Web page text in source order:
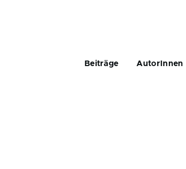
Beiträge AutorInnen